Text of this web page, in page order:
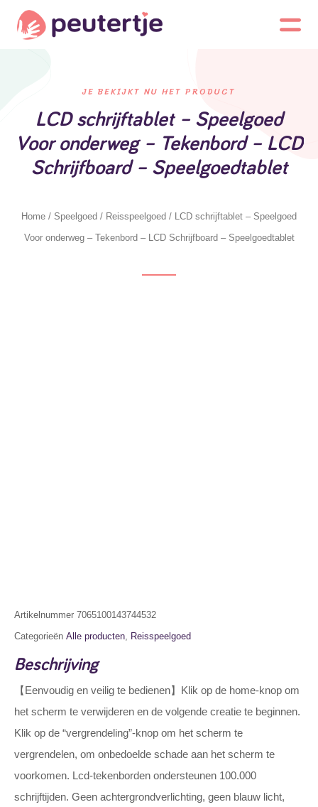
JE BEKIJKT NU HET PRODUCT
LCD schrijftablet – Speelgoed
Voor onderweg – Tekenbord – LCD
Schrijfboard – Speelgoedtablet
Home / Speelgoed / Reisspeelgoed / LCD schrijftablet – Speelgoed
Voor onderweg – Tekenbord – LCD Schrijfboard – Speelgoedtablet
Artikelnummer 7065100143744532
Categorieën Alle producten, Reisspeelgoed
Beschrijving
【Eenvoudig en veilig te bedienen】Klik op de home-knop om
het scherm te verwijderen en de volgende creatie te beginnen.
Klik op de “vergrendeling”-knop om het scherm te
vergrendelen, om onbedoelde schade aan het scherm te
voorkomen. Lcd-tekenborden ondersteunen 100.000
schrijftijden. Geen achtergrondverlichting, geen blauw licht,